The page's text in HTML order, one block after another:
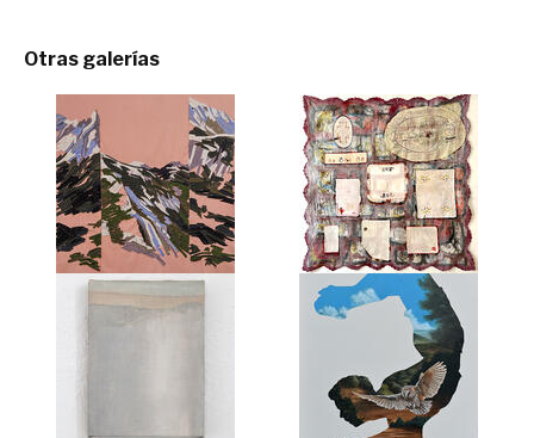
Otras galerías